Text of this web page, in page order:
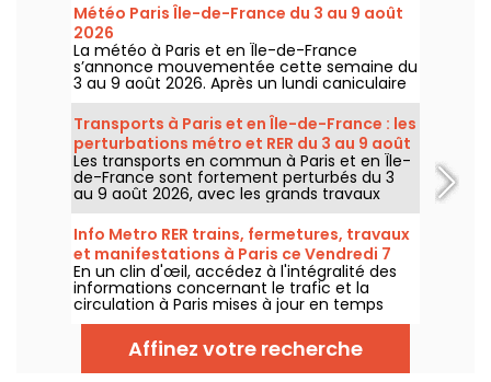
Météo Paris Île-de-France du 3 au 9 août
2026
La météo à Paris et en Île-de-France
s’annonce mouvementée cette semaine du
3 au 9 août 2026. Après un lundi caniculaire
marqué par un risque d’orages, les
températures vont progressivement baisser
avant le retour d’un temps plus chaud et
ensoleillé pour le week-end.
Transports à Paris et en Île-de-France : les
perturbations métro et RER du 3 au 9 août
2026
Les transports en commun à Paris et en Île-
de-France sont fortement perturbés du 3
au 9 août 2026, avec les grands travaux
d'été qui impactent très durement
certaines lignes, selon la RATP et SNCF.
Info Metro RER trains, fermetures, travaux
et manifestations à Paris ce Vendredi 7
août 2026
En un clin d'œil, accédez à l'intégralité des
informations concernant le trafic et la
circulation à Paris mises à jour en temps
réel. Metro RER et Transilien de la RATP,
travaux, circulation, grands évènements et
manifestations, on vous donne toutes les
informations pratiques à connaître avant de
Affinez votre recherche